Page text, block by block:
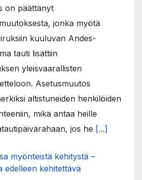
on päättänyt
jonka myötä
kuuluvan Andes-
tauti lisättiin
yleisvaarallisten
Asetusmuutos
altistuneiden henkilöiden
mikä antaa heille
jos he [...]
myönteistä kehitystä –
edelleen kehitettävä